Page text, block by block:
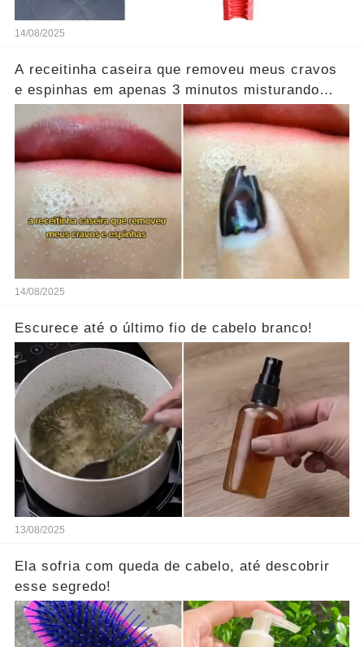
14/08/2025
A receitinha caseira que removeu meus cravos
e espinhas em apenas 3 minutos misturando
apenas esses ingredientes.
14/08/2025
Escurece até o último fio de cabelo branco!
13/08/2025
Ela sofria com queda de cabelo, até descobrir
esse segredo!